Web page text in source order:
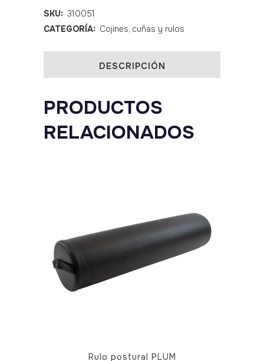
SPONG
quantity
SKU: 310051
CATEGORÍA: Cojines, cuñas y rulos
DESCRIPCIÓN
PRODUCTOS
RELACIONADOS
Rulo postural PLUM